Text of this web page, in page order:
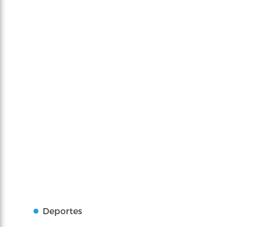
Deportes